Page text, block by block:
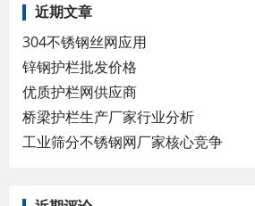
近期文章
304不锈钢丝网应用
锌钢护栏批发价格
优质护栏网供应商
桥梁护栏生产厂家行业分析
工业筛分不锈钢网厂家核心竞争